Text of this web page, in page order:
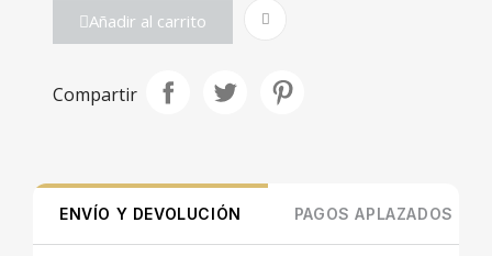
Añadir al carrito
Compartir
ENVÍO Y DEVOLUCIÓN PAGOS APLAZADOS